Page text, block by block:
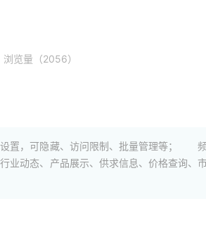
浏览量（2056）
，可隐藏、访问限制、批量管理等； 频
动态、产品展示、供求信息、价格查询